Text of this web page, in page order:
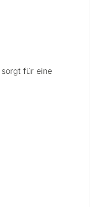
für eine